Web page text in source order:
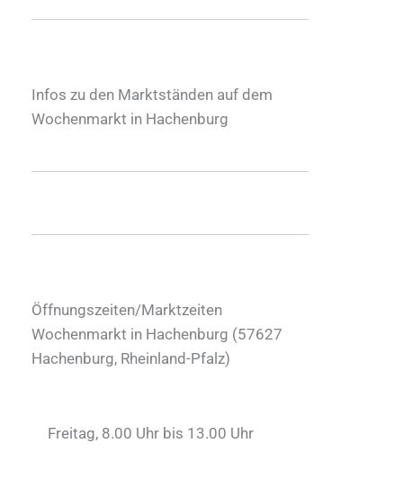
Infos zu den Marktständen auf dem
Wochenmarkt in Hachenburg
Öffnungszeiten/Marktzeiten
Wochenmarkt in Hachenburg (57627
Hachenburg, Rheinland-Pfalz)
Freitag, 8.00 Uhr bis 13.00 Uhr